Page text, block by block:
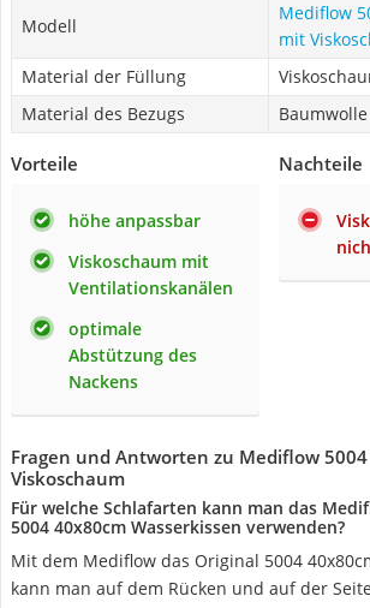
Modell
Mediflow
mit
Material der Füllung
Material des Bezugs
Baumwolle
Vorteile
höhe anpassbar
Viskoschaum mit
Ventilationskanälen
optimale
Abstützung des
Nackens
Nachteile
Fragen und Antworten zu Mediflow
Viskoschaum
Für welche Schlafarten kann man das
5004 40x80cm Wasserkissen verwenden?
Mit dem Mediflow das Original 5004
kann man auf dem Rücken und auf der